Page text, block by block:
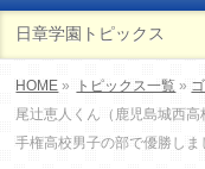
日章学園トピックス
HOME » トピックス一覧 »
尾辻恵人くん（鹿児島城西
手権高校男子の部で優勝しま